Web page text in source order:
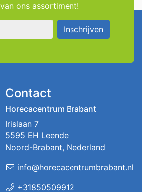
ons assortiment!
Inschrijven
Contact
Horecacentrum Brabant
Irislaan 7
5595 EH Leende
Noord-Brabant, Nederland
info@horecacentrumbrabant.nl
+31850509912